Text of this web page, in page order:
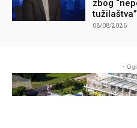
zbog
tužilaštva”
08/08/2026
-